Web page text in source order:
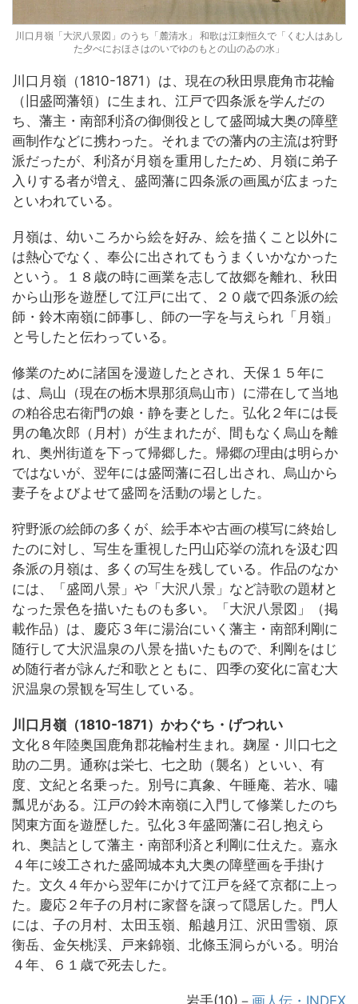
川口月嶺「大沢八景図」のうち「麓清水」 和歌は江刺恒久で「くむ人はあし
た夕べにおほさはのいでゆのもとの山のゐの水」
川口月嶺（1810-1871）は、現在の秋田県鹿角市花輪
（旧盛岡藩領）に生まれ、江戸で四条派を学んだの
ち、藩主・南部利済の御側役として盛岡城大奥の障壁
画制作などに携わった。それまでの藩内の主流は狩野
派だったが、利済が月嶺を重用したため、月嶺に弟子
入りする者が増え、盛岡藩に四条派の画風が広まった
といわれている。
月嶺は、幼いころから絵を好み、絵を描くこと以外に
は熱心でなく、奉公に出されてもうまくいかなかった
という。１８歳の時に画業を志して故郷を離れ、秋田
から山形を遊歴して江戸に出て、２０歳で四条派の絵
師・鈴木南嶺に師事し、師の一字を与えられ「月嶺」
と号したと伝わっている。
修業のために諸国を漫遊したとされ、天保１５年に
は、烏山（現在の栃木県那須烏山市）に滞在して当地
の粕谷忠右衛門の娘・静を妻とした。弘化２年には長
男の亀次郎（月村）が生まれたが、間もなく烏山を離
れ、奥州街道を下って帰郷した。帰郷の理由は明らか
ではないが、翌年には盛岡藩に召し出され、烏山から
妻子をよびよせて盛岡を活動の場とした。
狩野派の絵師の多くが、絵手本や古画の模写に終始し
たのに対し、写生を重視した円山応挙の流れを汲む四
条派の月嶺は、多くの写生を残している。作品のなか
には、「盛岡八景」や「大沢八景」など詩歌の題材と
なった景色を描いたものも多い。「大沢八景図」（掲
載作品）は、慶応３年に湯治にいく藩主・南部利剛に
随行して大沢温泉の八景を描いたもので、利剛をはじ
め随行者が詠んだ和歌とともに、四季の変化に富む大
沢温泉の景観を写生している。
川口月嶺（1810-1871）かわぐち・げつれい
文化８年陸奥国鹿角郡花輪村生まれ。麹屋・川口七之
助の二男。通称は栄七、七之助（襲名）といい、有
度、文紀と名乗った。別号に真象、午睡庵、若水、嘯
瓢児がある。江戸の鈴木南嶺に入門して修業したのち
関東方面を遊歴した。弘化３年盛岡藩に召し抱えら
れ、奥詰として藩主・南部利済と利剛に仕えた。嘉永
４年に竣工された盛岡城本丸大奥の障壁画を手掛け
た。文久４年から翌年にかけて江戸を経て京都に上っ
た。慶応２年子の月村に家督を譲って隠居した。門人
には、子の月村、太田玉嶺、船越月江、沢田雪嶺、原
衡岳、金矢桃渓、戸来錦嶺、北條玉洞らがいる。明治
４年、６１歳で死去した。
岩手(10)－ 画人伝・INDEX